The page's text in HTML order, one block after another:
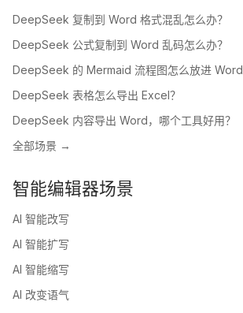
DeepSeek 复制到 Word 格式混乱怎么办？
DeepSeek 公式复制到 Word 乱码怎么办？
DeepSeek 的 Mermaid 流程图怎么放进 Word
DeepSeek 表格怎么导出 Excel？
DeepSeek 内容导出 Word，哪个工具好用？
全部场景 →
智能编辑器场景
AI 智能改写
AI 智能扩写
AI 智能缩写
AI 改变语气